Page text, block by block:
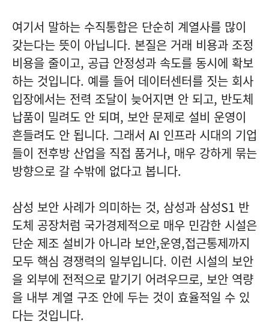
여기서 말하는 수직통합은 단순히 계열사를 많이
갖는다는 뜻이 아닙니다. 본질은 거래 비용과 조정
비용을 줄이고, 공급 안정성과 속도를 동시에 확보
하는 것입니다. 예를 들어 데이터센터를 짓는 회사
입장에서는 전력 조달이 늦어지면 안 되고, 반도체
납품이 밀려도 안 되며, 보안 문제로 설비 운영이
흔들려도 안 됩니다. 그래서 AI 인프라 시대의 기업
들이 전후방 산업을 직접 품거나, 매우 강하게 묶는
방향으로 갈 수밖에 없다고 봅니다.
삼성 보안 사례가 의미하는 것, 삼성과 삼성S1 반
도체 공장처럼 국가경제적으로 매우 민감한 시설은
단순 제조 설비가 아니라 보안,운영,접근통제까지
모두 핵심 경쟁력의 일부입니다. 이런 시설의 보안
을 외부에 전적으로 맡기기 어려우므로, 보안 역량
을 내부 계열 구조 안에 두는 것이 효율적일 수 있
다는 것입니다.